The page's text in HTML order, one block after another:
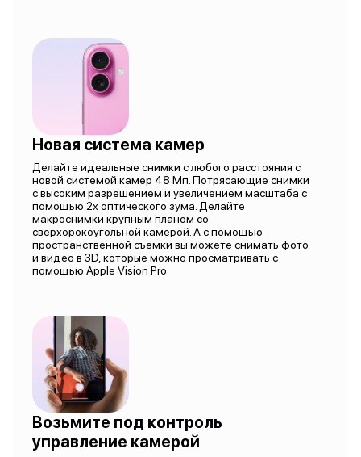
Новая система камер
Делайте идеальные снимки с любого расстояния с
новой системой камер 48 Мп. Потрясающие снимки
с высоким разрешением и увеличением масштаба с
помощью 2х оптического зума. Делайте
макроснимки крупным планом со
сверхорокоугольной камерой. А с помощью
пространственной съёмки вы можете снимать фото
и видео в 3D, которые можно просматривать с
помощью Apple Vision Pro
Возьмите под контроль
управление камерой